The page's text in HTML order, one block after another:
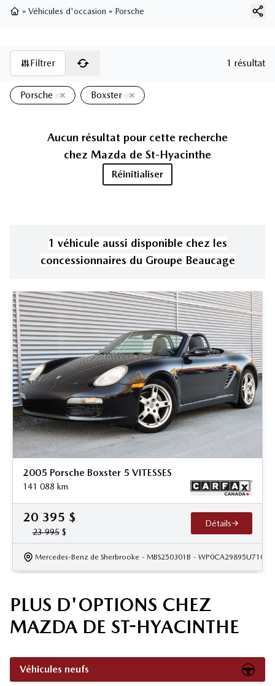
» Véhicules d'occasion » Porsche
Filtrer 1 résultat
Porsche Boxster
Aucun résultat pour cette recherche
chez Mazda de St-Hyacinthe
Réinitialiser
1 véhicule aussi disponible chez les
concessionnaires du Groupe Beaucage
2005 Porsche Boxster 5 VITESSES
141 088 km
20 395 $
23 995$
Détails
Mercedes-Benz de Sherbrooke - MBS250301B -
PLUS D'OPTIONS CHEZ
MAZDA DE ST-HYACINTHE
Véhicules neufs